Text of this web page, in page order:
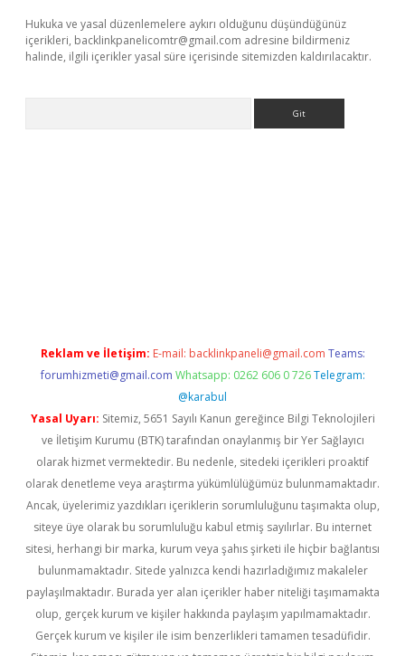
Hukuka ve yasal düzenlemelere aykırı olduğunu düşündüğünüz
içerikleri, backlinkpanelicomtr@gmail.com adresine bildirmeniz
halinde, ilgili içerikler yasal süre içerisinde sitemizden kaldırılacaktır.
Reklam ve İletişim: E-mail: backlinkpaneli@gmail.com Teams:
forumhizmeti@gmail.com Whatsapp: 0262 606 0 726 Telegram:
@karabul
Yasal Uyarı: Sitemiz, 5651 Sayılı Kanun gereğince Bilgi Teknolojileri
ve İletişim Kurumu (BTK) tarafından onaylanmış bir Yer Sağlayıcı
olarak hizmet vermektedir. Bu nedenle, sitedeki içerikleri proaktif
olarak denetleme veya araştırma yükümlülüğümüz bulunmamaktadır.
Ancak, üyelerimiz yazdıkları içeriklerin sorumluluğunu taşımakta olup,
siteye üye olarak bu sorumluluğu kabul etmiş sayılırlar. Bu internet
sitesi, herhangi bir marka, kurum veya şahıs şirketi ile hiçbir bağlantısı
bulunmamaktadır. Sitede yalnızca kendi hazırladığımız makaleler
paylaşılmaktadır. Burada yer alan içerikler haber niteliği taşımamakta
olup, gerçek kurum ve kişiler hakkında paylaşım yapılmamaktadır.
Gerçek kurum ve kişiler ile isim benzerlikleri tamamen tesadüfidir.